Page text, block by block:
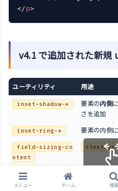
</ p>
v4.1 で追加された新規
ユーティリティ 用途
inset-shadow-* 要素の内側
さを追加
inset-ring-* 要素の内側
field-sizing-co
ntent
color-scheme-* ブラウザの
スクロール
メニュー ホーム 検索